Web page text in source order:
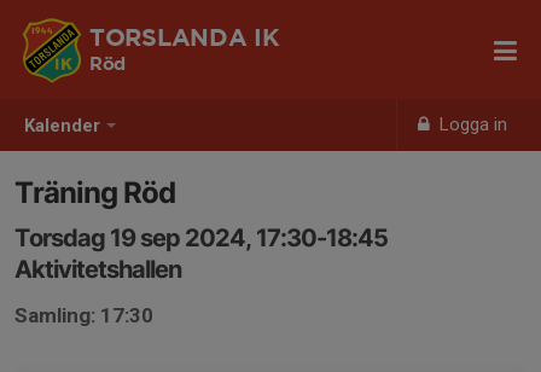
Kalender Logga in
TORSLANDA IK
Röd
Träning Röd
Torsdag 19 sep 2024, 17:30-18:45
Aktivitetshallen
Samling: 17:30